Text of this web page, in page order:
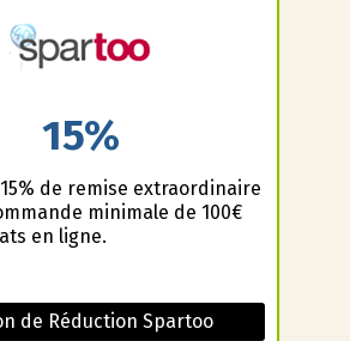
15%
de remise extraordinaire
minimale de 100€
en ligne.
de Réduction Spartoo